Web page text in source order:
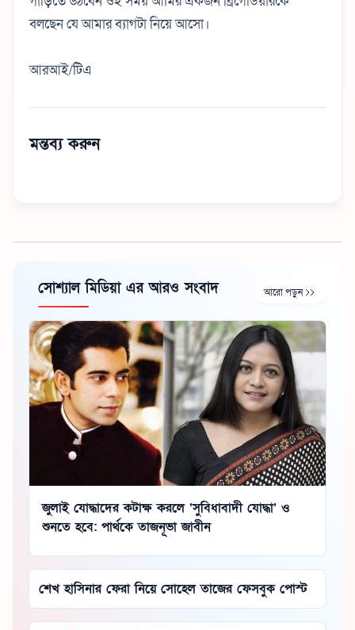
বলছেন যে আমার ব্যাগটা নিয়ে আসো।
আরআই/টিএ
মন্তব্য করুন
সোশ্যাল মিডিয়া এর আরও সংবাদ আরো পড়ুন
জুলাই যোদ্ধাদের কটাক্ষ করলে ‘সুবিধাবাদী যোদ্ধা’ ও
শুনতে হবে: পার্থকে তাজনূভা জাবীন
শেখ হাসিনার ফেরা নিয়ে সোহেল তাজের ফেসবুক পোস্ট